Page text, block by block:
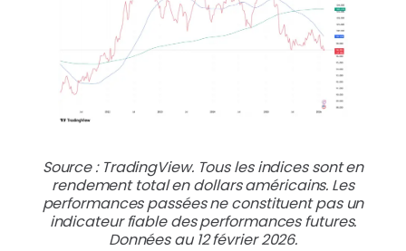
Source : TradingView. Tous les indices sont en
rendement total en dollars américains. Les
performances passées ne constituent pas un
indicateur fiable des performances futures.
Données au 12 février 2026.